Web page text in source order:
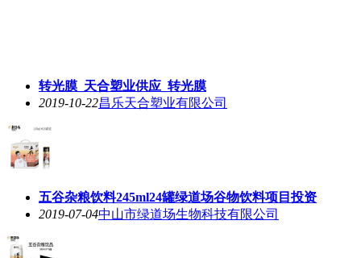
转光膜_天合塑业供应_转光膜
2019-10-22昌乐天合塑业有限公司
五谷杂粮饮料245ml24罐绿道场谷物饮料项目投资
2019-07-04中山市绿道场生物科技有限公司